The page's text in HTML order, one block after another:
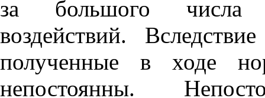
за большого числа
воздействий.
полученные в ходе
непостоянны.